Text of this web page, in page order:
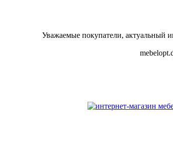
Уважаемые покупатели, актуальный